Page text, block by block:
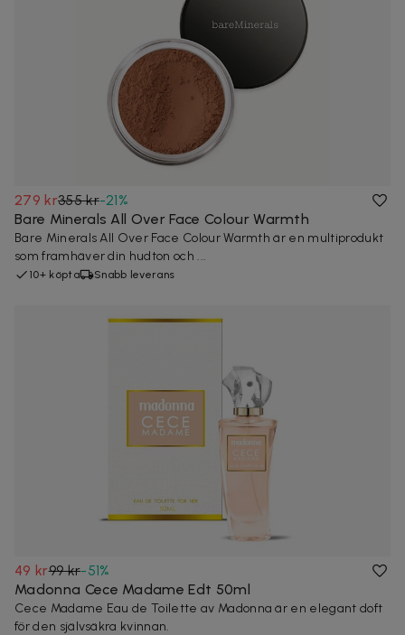
279 kr355 kr-21%
Bare Minerals All Over Face Colour Warmth
Bare Minerals All Over Face Colour Warmth är en multiprodukt
som framhäver din hudton och ...
10+ köpta Snabb leverans
49 kr99 kr-51%
Madonna Cece Madame Edt 50ml
Cece Madame Eau de Toilette av Madonna är en elegant doft
för den självsäkra kvinnan.